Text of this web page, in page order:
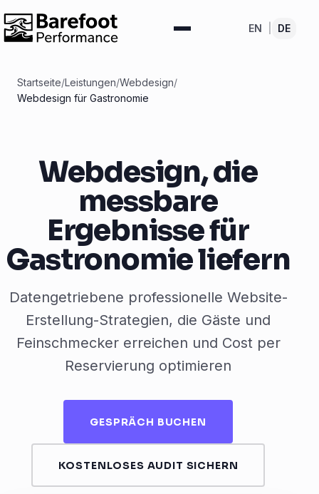
EN DE
Startseite/Leistungen/Webdesign/
Webdesign für Gastronomie
Webdesign, die
messbare
Ergebnisse für
Gastronomie liefern
Datengetriebene professionelle Website-
Erstellung-Strategien, die Gäste und
Feinschmecker erreichen und Cost per
Reservierung optimieren
GESPRÄCH BUCHEN
KOSTENLOSES AUDIT SICHERN